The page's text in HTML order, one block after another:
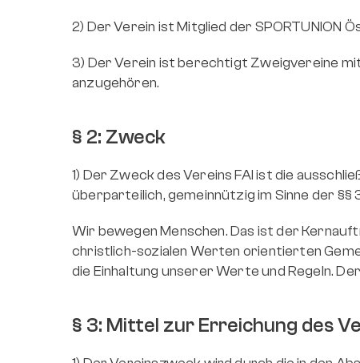
2) Der Verein ist Mitglied der SPORTUNION
3) Der Verein ist berechtigt Zweigvereine
anzugehören.
§ 2: Zweck
1) Der Zweck des Vereins FAI ist die
überparteilich, gemeinnützig im Sinne der
Wir bewegen Menschen. Das ist der
christlich-sozialen Werten orientierten
die Einhaltung unserer Werte und Regeln.
§ 3: Mittel zur Erreichung des